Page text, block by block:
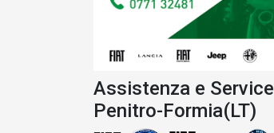
Assistenza e Service
Penitro-Formia(LT)